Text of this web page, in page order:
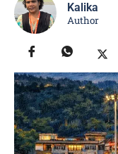
Kalika
Author